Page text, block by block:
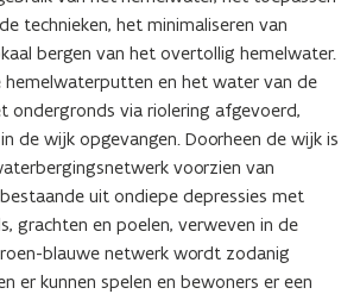
technieken, het minimaliseren van
bergen van het overtollig hemelwater.
hemelwaterputten en het water van de
ondergronds via riolering afgevoerd,
de wijk opgevangen. Doorheen de wijk is
voorzien van
uit ondiepe depressies met
grachten en poelen, verweven in de
blauwe netwerk wordt zodanig
er kunnen spelen en bewoners er een